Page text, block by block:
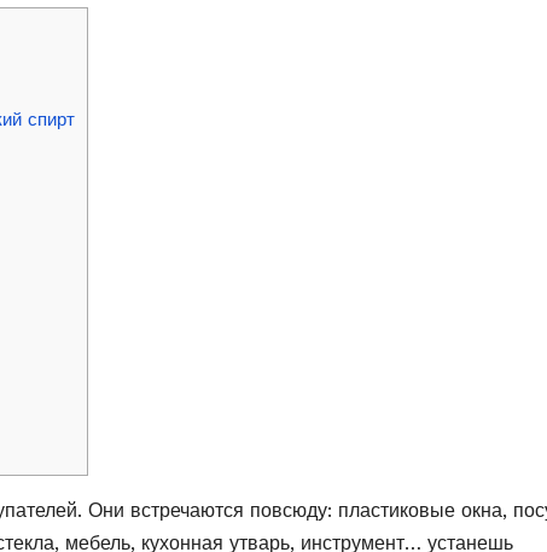
спирт
Они встречаются повсюду: пластиковые окна,
мебель, кухонная утварь, инструмент… устанешь